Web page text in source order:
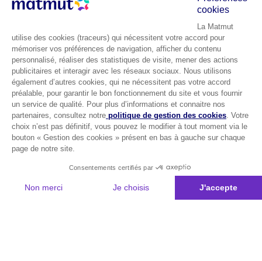
cookies
La Matmut
utilise des cookies (traceurs) qui nécessitent votre accord pour
mémoriser vos préférences de navigation, afficher du contenu
personnalisé, réaliser des statistiques de visite, mener des actions
publicitaires et interagir avec les réseaux sociaux. Nous utilisons
également d’autres cookies, qui ne nécessitent pas votre accord
préalable, pour garantir le bon fonctionnement du site et vous fournir
un service de qualité. Pour plus d’informations et connaitre nos
partenaires, consultez notre politique de gestion des cookies. Votre
choix n’est pas définitif, vous pouvez le modifier à tout moment via le
bouton « Gestion des cookies » présent en bas à gauche sur chaque
page de notre site.
Consentements certifiés par
Non merci Je choisis
J'accepte